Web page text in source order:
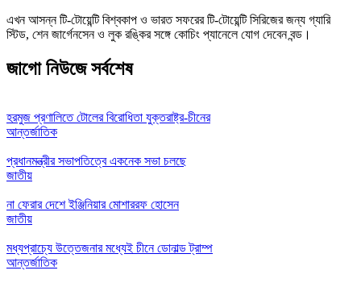
এখন আসন্ন টি-টোয়েন্টি বিশ্বকাপ ও ভারত সফরের টি-টোয়েন্টি সিরিজের জন্য গ্যারি
স্টিড, শেন জার্গেনসেন ও লুক রঙ্কির সঙ্গে কোচিং প্যানেলে যোগ দেবেন বন্ড।
জাগো নিউজে সর্বশেষ
হরমুজ প্রণালিতে টোলের বিরোধিতা যুক্তরাষ্ট্র-চীনের
আন্তর্জাতিক
প্রধানমন্ত্রীর সভাপতিত্বে একনেক সভা চলছে
জাতীয়
না ফেরার দেশে ইঞ্জিনিয়ার মোশাররফ হোসেন
জাতীয়
মধ্যপ্রাচ্যে উত্তেজনার মধ্যেই চীনে ডোনাল্ড ট্রাম্প
আন্তর্জাতিক